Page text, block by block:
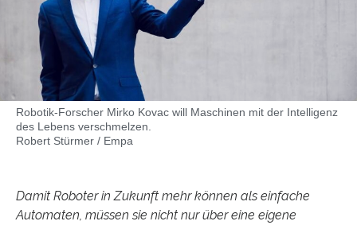
Robotik-Forscher Mirko Kovac will Maschinen mit der Intelligenz
des Lebens verschmelzen.
Robert Stürmer / Empa
Damit Roboter in Zukunft mehr können als einfache
Automaten, müssen sie nicht nur über eine eigene